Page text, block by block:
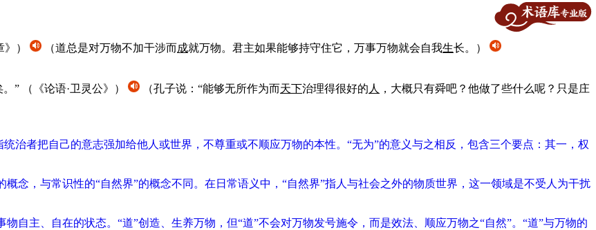
） （道总是对万物不加干涉而成就万物。君主如果能够持守住它，万事万物就会自我生长。）
。” （《论语·卫灵公》） （孔子说：“能够无所作为而天下治理得很好的 人
，大概只有舜吧？他做了些什么呢？只是庄
治者把自己的意志强加给他人或世界，不尊重或不顺应万物的本性。“无为”的意义与之相反，包含三个要点：其一，权
念，与常识性的“自然界”的概念不同。在日常语义中，“自然界”指人与社会之外的物质世界，这一领域是不受人为干扰
自主、自在的状态。“道”创造、生养万物，但“道”不会对万物发号施令，而是效法、顺应万物之“自然”。“道”与万物的